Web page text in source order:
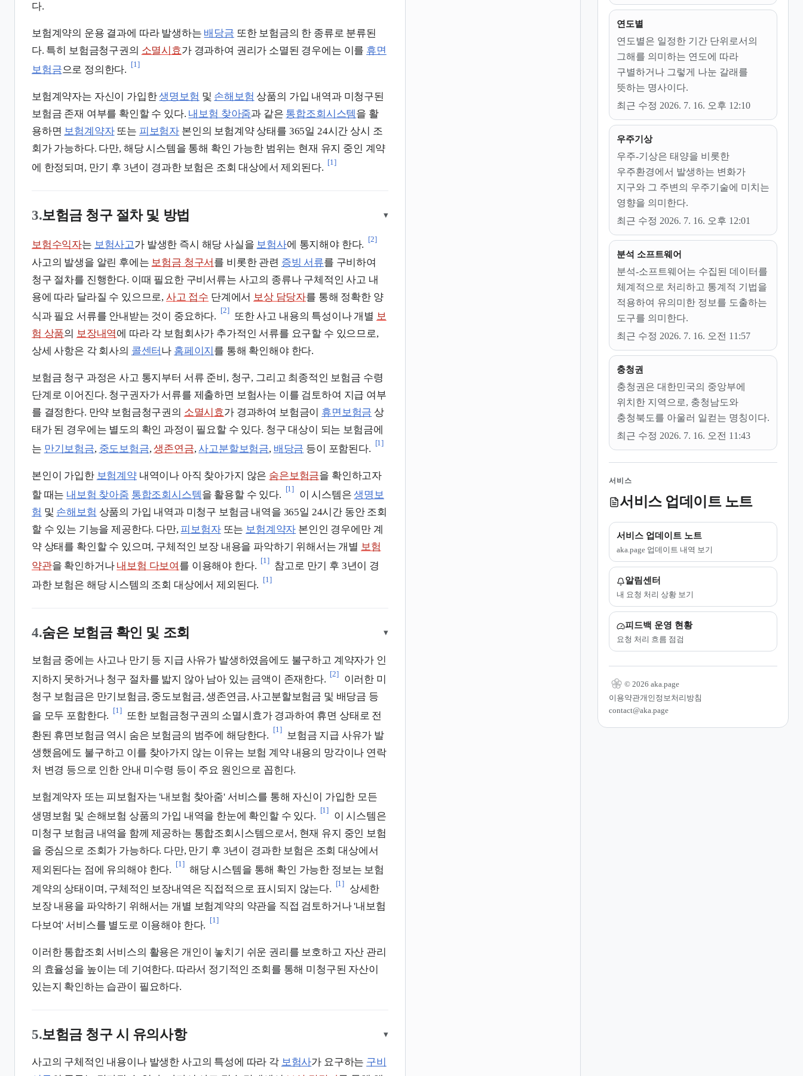
다.
보험계약의 운용 결과에 따라 발생하는 배당금 또한 보험금의 한 종류로 분류된
다. 특히 보험금청구권의 소멸시효가 경과하여 권리가 소멸된 경우에는 이를 휴면
보험금으로 정의한다.
[1]
보험계약자는 자신이 가입한생명보험 및 손해보험 상품의 가입 내역과 미청구된
보험금 존재 여부를 확인할 수 있다. 내보험 찾아줌과 같은 통합조회시스템을 활
용하면 보험계약자또는 피보험자 본인의 보험계약 상태를 365일 24시간 상시 조
회가 가능하다. 다만, 해당 시스템을 통해 확인 가능한 범위는 현재 유지 중인 계약
에 한정되며, 만기 후 3년이 경과한 보험은 조회 대상에서 제외된다.
[1]
3.보험금 청구 절차 및 방법 ▾
보험수익자는 보험사고가 발생한 즉시 해당 사실을 보험사에 통지해야 한다.
[2]
사고의 발생을 알린 후에는 보험금 청구서 를 비롯한 관련 증빙 서류를 구비하여
청구 절차를 진행한다. 이때 필요한 구비서류는 사고의 종류나 구체적인 사고 내
용에 따라 달라질 수 있으므로, 사고 접수 단계에서 보상 담당자를 통해 정확한 양
식과 필요 서류를 안내받는 것이 중요하다.
[2]
또한 사고 내용의 특성이나 개별 보
험 상품의 보장내역에 따라 각 보험회사가 추가적인 서류를 요구할 수 있으므로,
상세 사항은 각 회사의 콜센터 나 홈페이지 를 통해 확인해야 한다.
보험금 청구 과정은 사고 통지부터 서류 준비, 청구, 그리고 최종적인 보험금 수령
단계로 이어진다. 청구권자가 서류를 제출하면 보험사는 이를 검토하여 지급 여부
를 결정한다. 만약 보험금청구권의 소멸시효가 경과하여 보험금이 휴면보험금 상
태가 된 경우에는 별도의 확인 과정이 필요할 수 있다. 청구 대상이 되는 보험금에
는 만기보험금, 중도보험금,생존연금,사고분할보험금, 배당금 등이 포함된다.
[1]
본인이 가입한 보험계약내역이나 아직 찾아가지 않은 숨은보험금을 확인하고자
할 때는 내보험 찾아줌 통합조회시스템을 활용할 수 있다.
[1]
이 시스템은생명보
험 및 손해보험 상품의 가입 내역과 미청구 보험금 내역을 365일 24시간 동안 조회
할 수 있는 기능을 제공한다. 다만, 피보험자또는 보험계약자 본인인 경우에만 계
약 상태를 확인할 수 있으며, 구체적인 보장 내용을 파악하기 위해서는 개별 보험
약관을 확인하거나 내보험 다보여 를 이용해야 한다.
[1]
참고로 만기 후 3년이 경
과한 보험은 해당 시스템의 조회 대상에서 제외된다.
[1]
4.숨은 보험금 확인 및 조회 ▾
보험금 중에는 사고나 만기 등 지급 사유가 발생하였음에도 불구하고 계약자가 인
지하지 못하거나 청구 절차를 밟지 않아 남아 있는 금액이 존재한다.
[2]
이러한 미
청구 보험금은 만기보험금, 중도보험금, 생존연금, 사고분할보험금 및 배당금 등
을 모두 포함한다.
[1]
또한 보험금청구권의 소멸시효가 경과하여 휴면 상태로 전
환된 휴면보험금 역시 숨은 보험금의 범주에 해당한다.
[1]
보험금 지급 사유가 발
생했음에도 불구하고 이를 찾아가지 않는 이유는 보험 계약 내용의 망각이나 연락
처 변경 등으로 인한 안내 미수령 등이 주요 원인으로 꼽힌다.
보험계약자 또는 피보험자는 '내보험 찾아줌' 서비스를 통해 자신이 가입한 모든
생명보험 및 손해보험 상품의 가입 내역을 한눈에 확인할 수 있다.
[1]
이 시스템은
미청구 보험금 내역을 함께 제공하는 통합조회시스템으로서, 현재 유지 중인 보험
을 중심으로 조회가 가능하다. 다만, 만기 후 3년이 경과한 보험은 조회 대상에서
제외된다는 점에 유의해야 한다.
[1]
해당 시스템을 통해 확인 가능한 정보는 보험
계약의 상태이며, 구체적인 보장내역은 직접적으로 표시되지 않는다.
[1]
상세한
보장 내용을 파악하기 위해서는 개별 보험계약의 약관을 직접 검토하거나 '내보험
다보여' 서비스를 별도로 이용해야 한다.
[1]
이러한 통합조회 서비스의 활용은 개인이 놓치기 쉬운 권리를 보호하고 자산 관리
의 효율성을 높이는 데 기여한다. 따라서 정기적인 조회를 통해 미청구된 자산이
있는지 확인하는 습관이 필요하다.
5.보험금 청구 시 유의사항 ▾
사고의 구체적인 내용이나 발생한 사고의 특성에 따라 각 보험사가 요구하는 구비
연도별
연도별은 일정한 기간 단위로서의
그해를 의미하는 연도에 따라
구별하거나 그렇게 나눈 갈래를
뜻하는 명사이다.
최근 수정 2026. 7. 16. 오후 12:10
우주기상
우주-기상은 태양을 비롯한
우주환경에서 발생하는 변화가
지구와 그 주변의 우주기술에 미치는
영향을 의미한다.
최근 수정 2026. 7. 16. 오후 12:01
분석 소프트웨어
분석-소프트웨어는 수집된 데이터를
체계적으로 처리하고 통계적 기법을
적용하여 유의미한 정보를 도출하는
도구를 의미한다.
최근 수정 2026. 7. 16. 오전 11:57
충청권
충청권은 대한민국의 중앙부에
위치한 지역으로, 충청남도와
충청북도를 아울러 일컫는 명칭이다.
최근 수정 2026. 7. 16. 오전 11:43
서비스
서비스 업데이트 노트
서비스 업데이트 노트
aka.page 업데이트 내역 보기
알림센터
내 요청 처리 상황 보기
피드백 운영 현황
요청 처리 흐름 점검
© 2026 aka.page
이용약관개인정보처리방침
contact@aka.page